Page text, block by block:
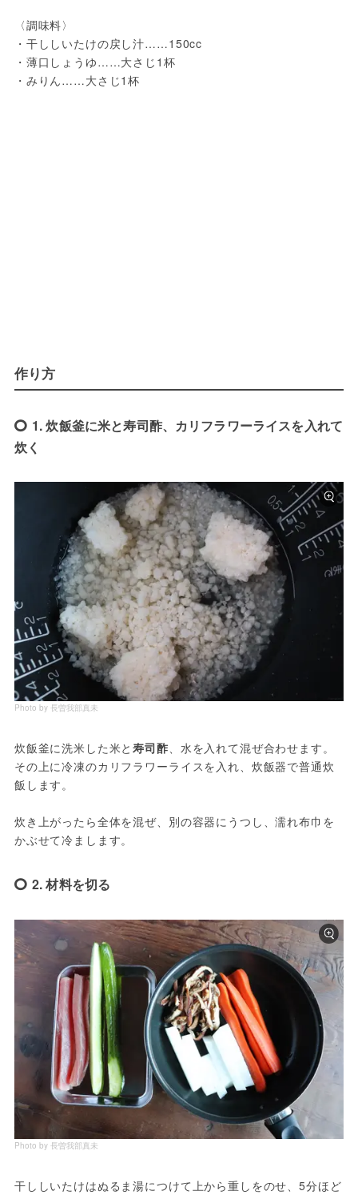
〈調味料〉
・干ししいたけの戻し汁……150cc
・薄口しょうゆ……大さじ1杯
・みりん……大さじ1杯
作り方
1. 炊飯釜に米と寿司酢、カリフラワーライスを入れて
炊く
Photo by 長曽我部真未
炊飯釜に洗米した米と寿司酢、水を入れて混ぜ合わせます。
その上に冷凍のカリフラワーライスを入れ、炊飯器で普通炊
飯します。
炊き上がったら全体を混ぜ、別の容器にうつし、濡れ布巾を
かぶせて冷まします。
2. 材料を切る
Photo by 長曽我部真未
干ししいたけはぬるま湯につけて上から重しをのせ、5分ほど